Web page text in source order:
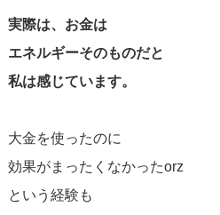
実際は、お金は
エネルギーそのものだと
私は感じています。
大金を使ったのに
効果がまったくなかったorz
という経験も